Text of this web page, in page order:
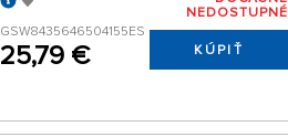
GSW8435646504155ES
25,79 €
NEDOSTUPNÉ
KÚPIŤ